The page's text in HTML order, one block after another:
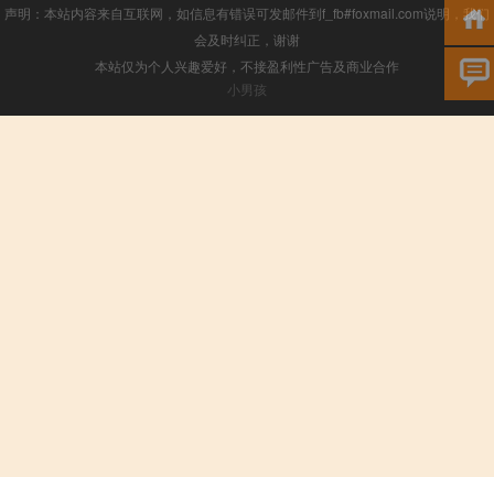
声明：本站内容来自互联网，如信息有错误可发邮件到f_fb#foxmail.com说明，我们
会及时纠正，谢谢
本站仅为个人兴趣爱好，不接盈利性广告及商业合作
小男孩